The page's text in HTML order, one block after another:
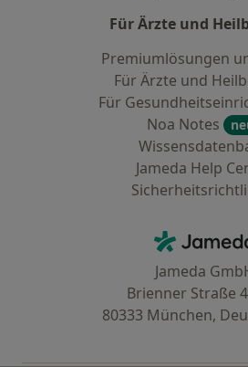
Für Ärzte und
Premiumlösungen
Für Ärzte und
Für
Noa Notes
Jameda Help
Jameda
Jameda
Brienner Straße
80333 München,